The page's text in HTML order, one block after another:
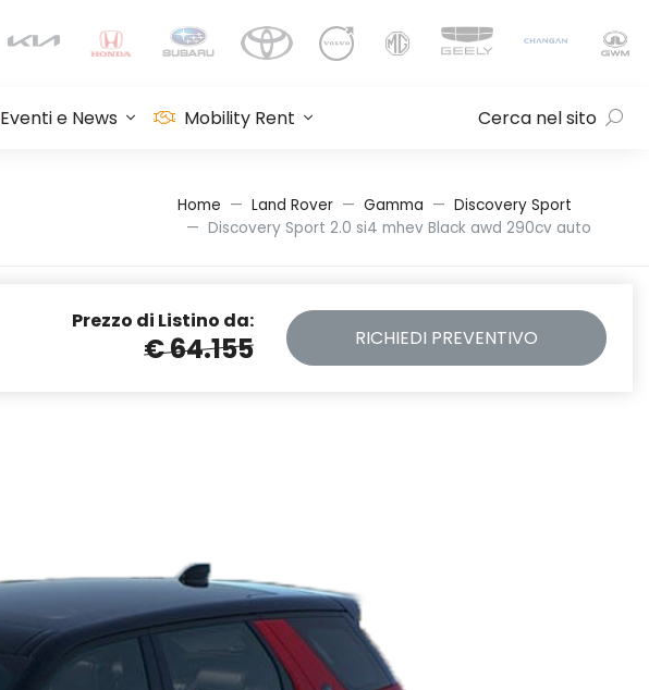
Eventi e News Mobility Rent Cerca nel sito
Home Land Rover Gamma
Discovery Sport
Discovery Sport 2.0 si4 mhev Black awd 290cv auto
Prezzo di Listino da:
€ 64.155 RICHIEDI PREVENTIVO